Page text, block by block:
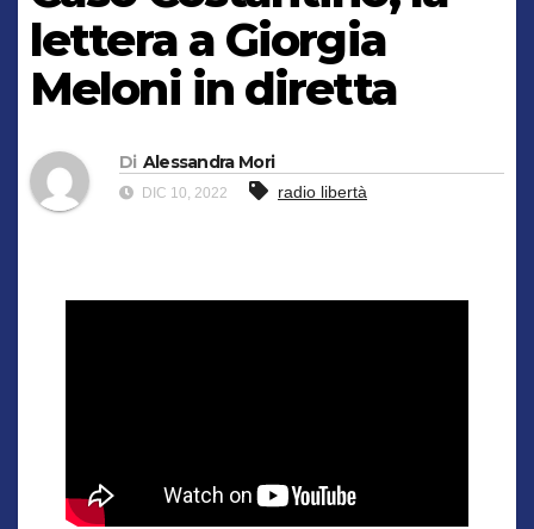
lettera a Giorgia
Meloni in diretta
Di Alessandra Mori
DIC 10, 2022 radio libertà